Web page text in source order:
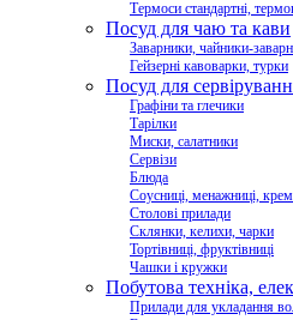
Термоси стандартні,
Посуд для чаю та кави
Заварники, чайники-
Гейзерні кавоварки, турки
Посуд для
Графіни та глечики
Тарілки
Миски, салатники
Сервізи
Блюда
Соусниці, менажниці,
Столові прилади
Склянки, келихи, чарки
Тортівниці, фруктівниці
Чашки і кружки
Побутова техніка,
Прилади для укладання